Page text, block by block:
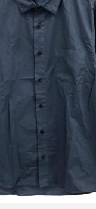
ームロゴロングスリーブ
詳しく見る